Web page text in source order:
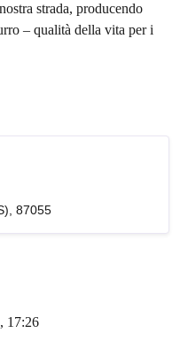
strada, producendo
– qualità della vita per i
87055
17:26